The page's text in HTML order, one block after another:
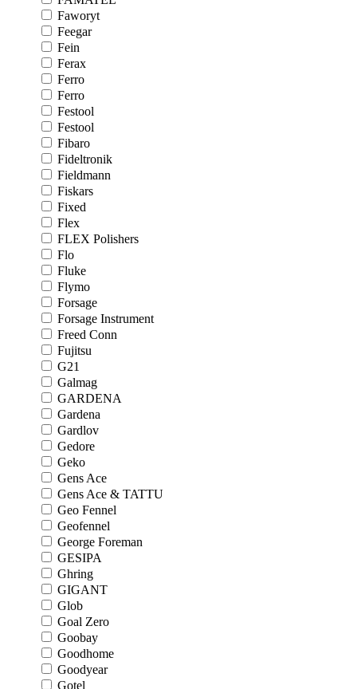
Faworyt
Feegar
Fein
Ferax
Ferro
Ferro
Festool
Festool
Fibaro
Fideltronik
Fieldmann
Fiskars
Fixed
Flex
FLEX Polishers
Flo
Fluke
Flymo
Forsage
Forsage Instrument
Freed Conn
Fujitsu
G21
Galmag
GARDENA
Gardena
Gardlov
Gedore
Geko
Gens Ace
Gens Ace & TATTU
Geo Fennel
Geofennel
George Foreman
GESIPA
Ghring
GIGANT
Glob
Goal Zero
Goobay
Goodhome
Goodyear
Gotel